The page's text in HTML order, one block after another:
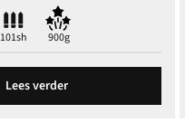
101sh 900g
Lees verder